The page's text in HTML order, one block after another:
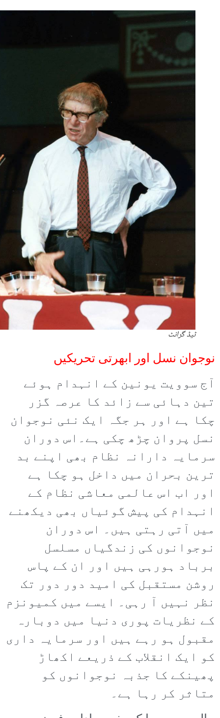
ٹیڈ گرانٹ
نوجوان نسل اور ابھرتی تحریکیں
آج سوویت یونین کے انہدام ہوئے
تین دہائی سے زائد کا عرصہ گزر
چکا ہے اور ہر جگہ ایک نئی نوجوان
نسل پروان چڑھ چکی ہے۔اس دوران
سرمایہ دارانہ نظام بھی اپنے بد
ترین بحران میں داخل ہو چکا ہے
اور اب اس عالمی معاشی نظام کے
انہدام کی پیش گوئیاں بھی دیکھنے
میں آتی رہتی ہیں۔ اس دوران
نوجوانوں کی زندگیاں مسلسل
برباد ہورہی ہیں اور ان کے پاس
روشن مستقبل کی امید دور دور تک
نظر نہیں آ رہی۔ ایسے میں کمیونزم
کے نظریات پوری دنیا میں دوبارہ
مقبول ہو رہے ہیں اور سرمایہ داری
کو ایک انقلاب کے ذریعے اکھاڑ
پھینکے کا جذبہ نوجوانوں کو
متاثر کر رہا ہے۔